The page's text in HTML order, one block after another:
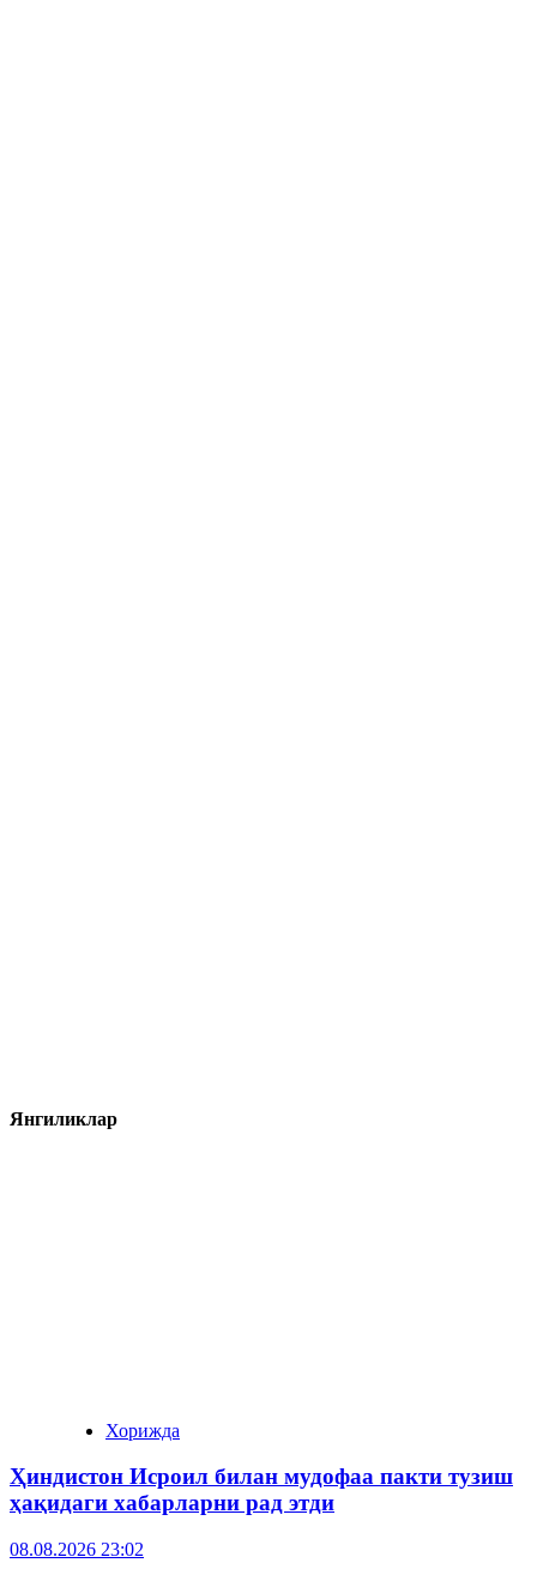
Янгиликлар
Хорижда
Ҳиндистон Исроил билан мудофаа пакти тузиш
ҳақидаги хабарларни рад этди
08.08.2026 23:02